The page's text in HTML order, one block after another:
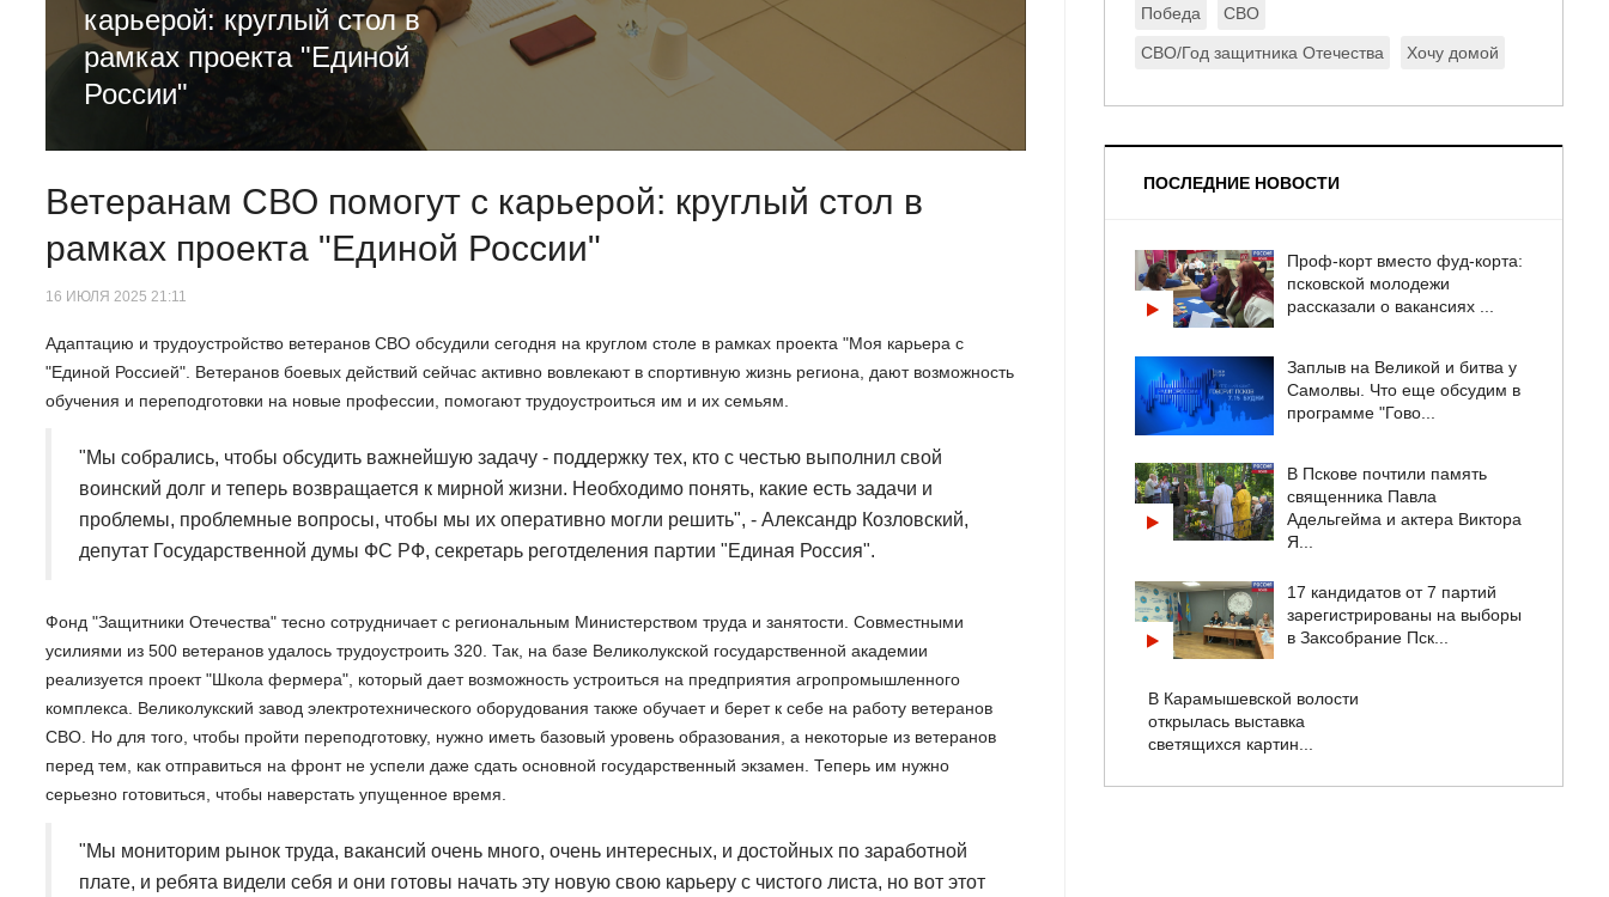
карьерой: круглый стол в
рамках проекта "Единой
России"
Ветеранам СВО помогут с карьерой: круглый стол в
рамках проекта "Единой России"
16 ИЮЛЯ 2025 21:11
Адаптацию и трудоустройство ветеранов СВО обсудили сегодня на круглом столе в рамках проекта "Моя карьера с
"Единой Россией". Ветеранов боевых действий сейчас активно вовлекают в спортивную жизнь региона, дают возможность
обучения и переподготовки на новые профессии, помогают трудоустроиться им и их семьям.
"Мы собрались, чтобы обсудить важнейшую задачу - поддержку тех, кто с честью выполнил свой
воинский долг и теперь возвращается к мирной жизни. Необходимо понять, какие есть задачи и
проблемы, проблемные вопросы, чтобы мы их оперативно могли решить", - Александр Козловский,
депутат Государственной думы ФС РФ, секретарь реготделения партии "Единая Россия".
Фонд "Защитники Отечества" тесно сотрудничает с региональным Министерством труда и занятости. Совместными
усилиями из 500 ветеранов удалось трудоустроить 320. Так, на базе Великолукской государственной академии
реализуется проект "Школа фермера", который дает возможность устроиться на предприятия агропромышленного
комплекса. Великолукский завод электротехнического оборудования также обучает и берет к себе на работу ветеранов
СВО. Но для того, чтобы пройти переподготовку, нужно иметь базовый уровень образования, а некоторые из ветеранов
перед тем, как отправиться на фронт не успели даже сдать основной государственный экзамен. Теперь им нужно
серьезно готовиться, чтобы наверстать упущенное время.
"Мы мониторим рынок труда, вакансий очень много, очень интересных, и достойных по заработной
плате, и ребята видели себя и они готовы начать эту новую свою карьеру с чистого листа, но вот этот
Победа СВО
СВО/Год защитника Отечества Хочу домой
ПОСЛЕДНИЕ НОВОСТИ
Проф-корт вместо фуд-корта:
псковской молодежи
рассказали о вакансиях ...
Заплыв на Великой и битва у
Самолвы. Что еще обсудим в
программе "Гово...
В Пскове почтили память
священника Павла
Адельгейма и актера Виктора
Я...
17 кандидатов от 7 партий
зарегистрированы на выборы
в Заксобрание Пск...
В Карамышевской волости
открылась выставка
светящихся картин...